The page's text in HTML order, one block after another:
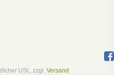
USt., zzgl. Versand